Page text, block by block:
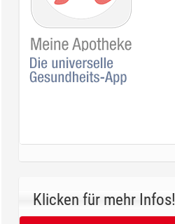
Klicken für mehr Infos!